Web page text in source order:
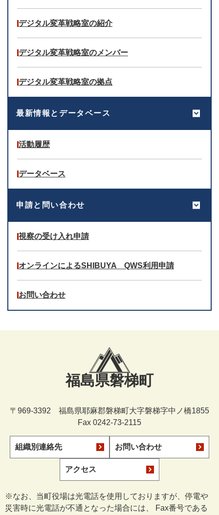
デジタル変革戦略室の紹介
デジタル変革戦略室のメンバー
デジタル変革戦略室の拠点
最新情報とデータベース
活動履歴
データベース
申請と問い合わせ
視察の受け入れ申請
オンラインによるSHIBUYA QWS利用申請
お問い合わせ
福島県磐梯町
〒969-3392 福島県耶麻郡磐梯町大字磐梯字中ノ橋1855
Fax 0242-73-2115
組織別連絡先 お問い合わせ
アクセス
※なお、当町役場は光電話を使用しておりますが、停電や
災害時に光電話が不通となった場合には、 Fax番号である